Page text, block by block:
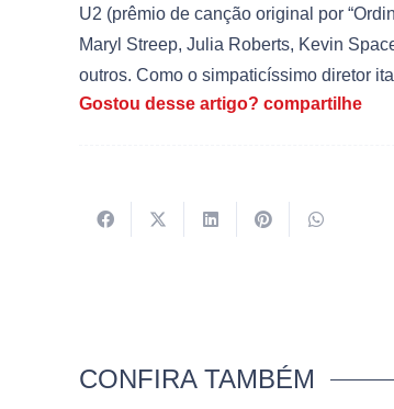
U2 (prêmio de canção original por
Maryl Streep, Julia Roberts, Kevin
outros. Como o simpaticíssimo diretor
Gostou desse artigo? compartilhe
CONFIRA TAMBÉM